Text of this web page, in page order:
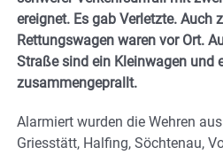
ereignet. Es gab Verletzte. Auch
Rettungswagen waren vor Ort.
Straße sind ein Kleinwagen und
zusammengeprallt.
Alarmiert wurden die Wehren
Griesstätt, Halfing, Söchtenau,